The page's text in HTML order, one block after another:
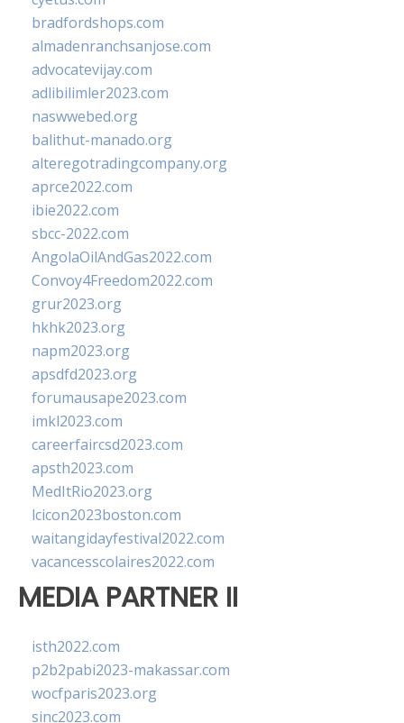
bradfordshops.com
almadenranchsanjose.com
advocatevijay.com
adlibilimler2023.com
naswwebed.org
balithut-manado.org
alteregotradingcompany.org
aprce2022.com
ibie2022.com
sbcc-2022.com
AngolaOilAndGas2022.com
Convoy4Freedom2022.com
grur2023.org
hkhk2023.org
napm2023.org
apsdfd2023.org
forumausape2023.com
imkl2023.com
careerfaircsd2023.com
apsth2023.com
MedItRio2023.org
lcicon2023boston.com
waitangidayfestival2022.com
vacancesscolaires2022.com
MEDIA PARTNER II
isth2022.com
p2b2pabi2023-makassar.com
wocfparis2023.org
sinc2023.com